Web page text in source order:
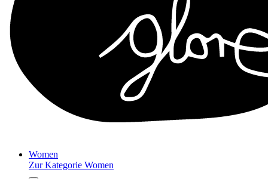
Women
Zur Kategorie Women